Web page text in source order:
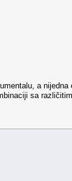
a
sa